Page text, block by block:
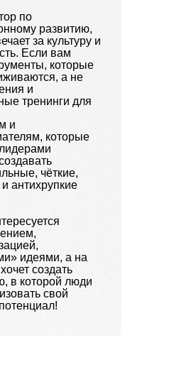
по
развитию,
за культуру и
Если вам
которые
а не
и
тренинги для
и
которые
чёткие,
антихрупкие
идеями, а на
создать
в которой люди
свой